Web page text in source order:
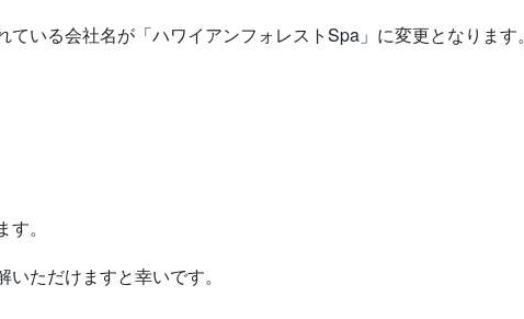
いる会社名が「ハワイアンフォレストSpa」に変更となります。
。
いただけますと幸いです。